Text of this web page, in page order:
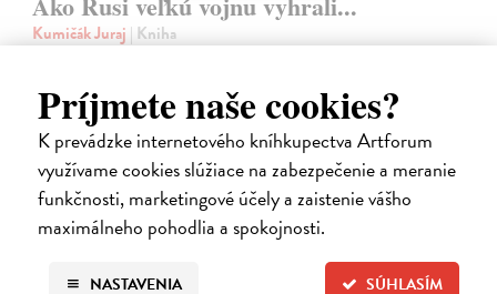
Príjmete naše cookies?
K prevádzke internetového kníhkupectva Artforum
využívame cookies slúžiace na zabezpečenie a meranie
funkčnosti, marketingové účely a zaistenie vášho
maximálneho pohodlia a spokojnosti.
SÚHLASÍM
NASTAVENIA
Kumičák Juraj | Kniha
Napriek tomu sa našli v ZSSR či Rusku historici či novinári, ktorí
mali…
Na sklade ?
11,99 €